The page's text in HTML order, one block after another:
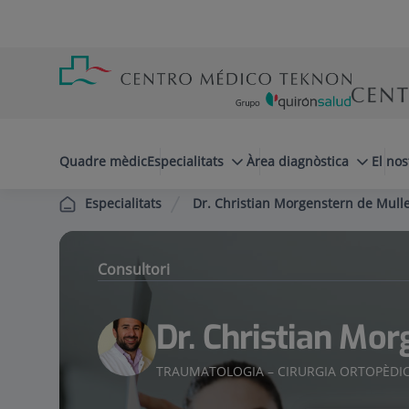
cabecera
Quadre mèdicEspecialitats Àrea diagnòstica El
Especialitats Dr. Christian Morgenstern de
Consultori
Dr. Christian
TRAUMATOLOGIA – CIRURGIA